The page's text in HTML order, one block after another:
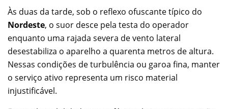
Às duas da tarde, sob o reflexo ofuscante típico do
Nordeste, o suor desce pela testa do operador
enquanto uma rajada severa de vento lateral
desestabiliza o aparelho a quarenta metros de altura.
Nessas condições de turbulência ou garoa fina, manter
o serviço ativo representa um risco material
injustificável.